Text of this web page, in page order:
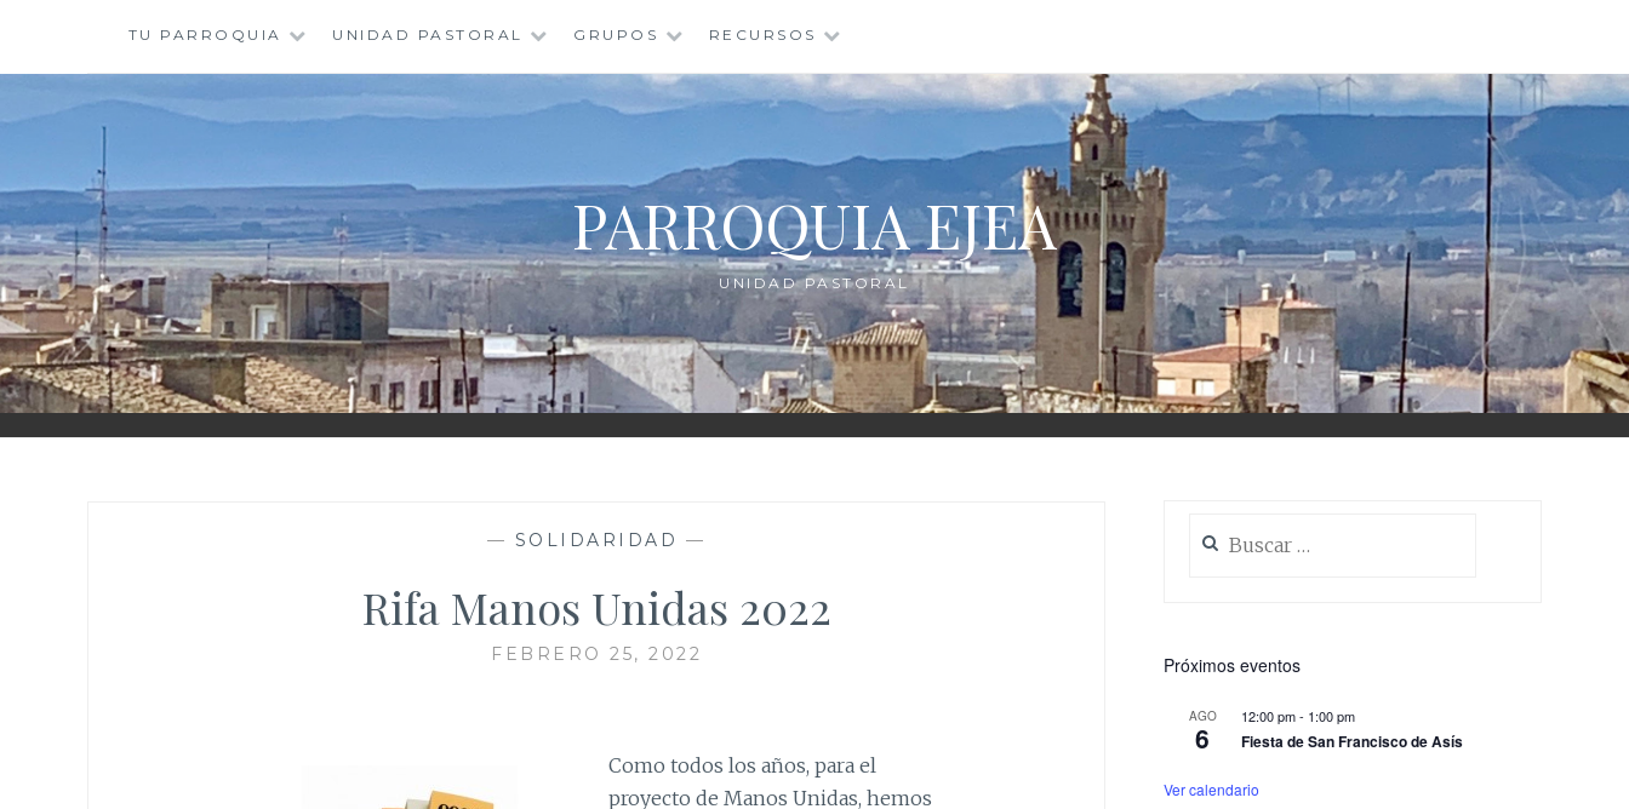
contenido
TU PARROQUIA UNIDAD PASTORAL GRUPOS RECURSOS
PARROQUIA EJEA
UNIDAD PASTORAL
— SOLIDARIDAD —
Rifa Manos Unidas 2022
FEBRERO 25, 2022
Como todos los años, para el
proyecto de Manos Unidas, hemos
Próximos eventos
AGO
6
12:00 pm- 1:00 pm
Fiesta de San Francisco de Asís
Ver calendario